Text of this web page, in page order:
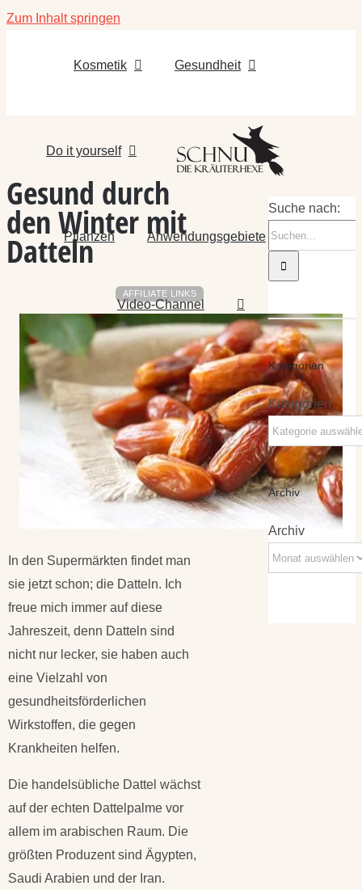
Zum Inhalt springen
Kosmetik Gesundheit
Do it yourself
Pflanzen Anwendungsgebiete
Video-Channel
Gesund durch
den Winter mit
Datteln
AFFILIATE LINKS
In den Supermärkten findet man
sie jetzt schon; die Datteln. Ich
freue mich immer auf diese
Jahreszeit, denn Datteln sind
nicht nur lecker, sie haben auch
eine Vielzahl von
gesundheitsförderlichen
Wirkstoffen, die gegen
Krankheiten helfen.
Die handelsübliche Dattel wächst
auf der echten Dattelpalme vor
allem im arabischen Raum. Die
größten Produzent sind Ägypten,
Saudi Arabien und der Iran.
Suche nach:
Kategorien
Kategorien
Archiv
Archiv